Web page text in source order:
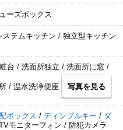
ーズボックス
ステムキッチン / 独立型キッチン
台 / 洗面所独立 / 洗面所に窓 /
/ 温水洗浄便座 写真を見る
ボックス / ディンプルキー / ダ
モニターフォン / 防犯カメラ